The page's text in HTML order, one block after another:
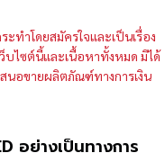
ทำโดยสมัครใจและเป็นเรื่อง
บไซต์นี้และเนื้อหาทั้งหมด มิได้
นอขายผลิตภัณฑ์ทางการเงิน
อย่างเป็นทางการ